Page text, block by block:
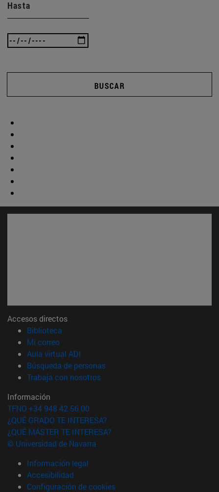
Hasta
BUSCAR
Accesos directos
Biblioteca
Mi correo(abre en nueva ventana)
Aula virtual ADI
Búsqueda de personas(abre en nueva ventana)
Trabaja con nosotros(abre en nueva ventana)
Información
TFNO +34 948 42 56 00
¿QUÉ GRADO TE INTERESA?
¿QUÉ MÁSTER TE INTERESA?
© Universidad de Navarra
Información legal
Accesibilidad
Configuración de cookies